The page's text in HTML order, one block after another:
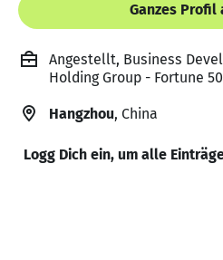
Ganzes Profil
Angestellt, Business
Holding Group - Fortune
Hangzhou, China
Logg Dich ein, um alle